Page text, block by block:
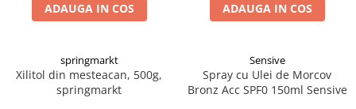
ADAUGA IN COS ADAUGA IN COS
springmarkt
Xilitol din mesteacan, 500g,
springmarkt
Sensive
Spray cu Ulei de Morcov
Bronz Acc SPF0 150ml Sensive